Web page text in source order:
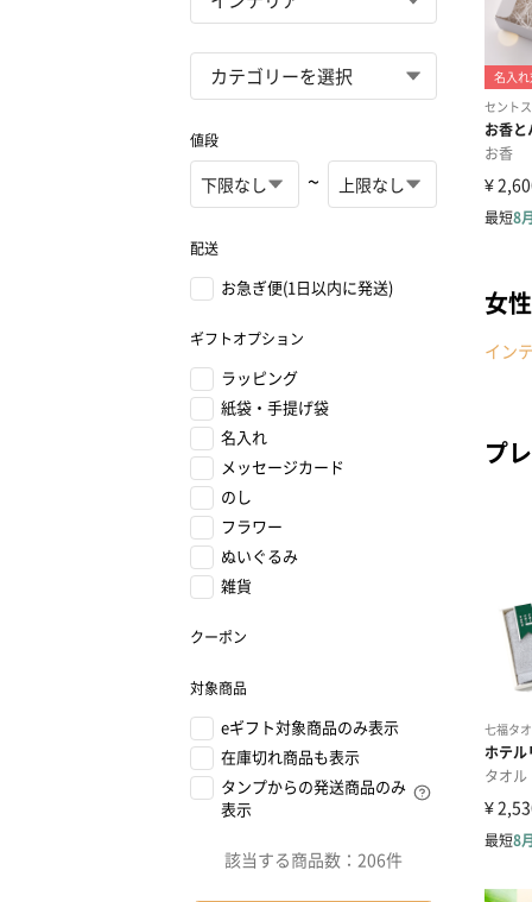
値段
~
配送
お急ぎ便(1日以内に発送)
ギフトオプション
ラッピング
紙袋・手提げ袋
名入れ
メッセージカード
のし
フラワー
ぬいぐるみ
雑貨
クーポン
対象商品
eギフト対象商品のみ表示
在庫切れ商品も表示
タンプからの発送商品のみ
表示
該当する商品数： 206件
女
イン
プ